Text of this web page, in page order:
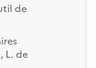
de
L. de